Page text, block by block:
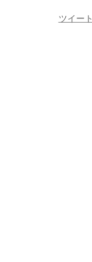
ツイート